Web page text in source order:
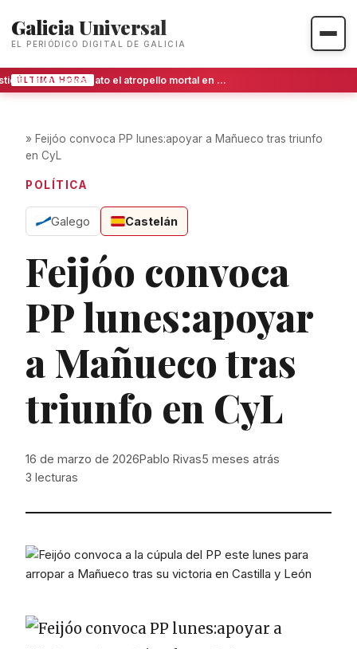
Galicia Universal
EL PERIÓDICO DIGITAL DE GALICIA
ÚLTIMA HORA
» Feijóo convoca PP lunes:apoyar a Mañueco tras triunfo
en CyL
POLÍTICA
Galego Castelán
Feijóo convoca
PP lunes:apoyar
a Mañueco tras
triunfo en CyL
16 de marzo de 2026Pablo Rivas5 meses atrás
3 lecturas